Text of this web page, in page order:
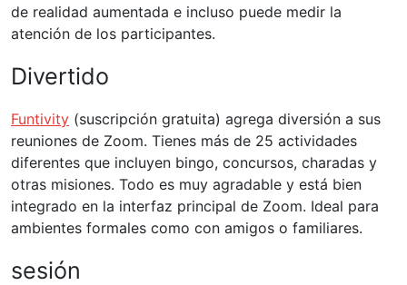
de realidad aumentada e incluso puede medir la
atención de los participantes.
Divertido
Funtivity (suscripción gratuita) agrega diversión a sus
reuniones de Zoom. Tienes más de 25 actividades
diferentes que incluyen bingo, concursos, charadas y
otras misiones. Todo es muy agradable y está bien
integrado en la interfaz principal de Zoom. Ideal para
ambientes formales como con amigos o familiares.
sesión